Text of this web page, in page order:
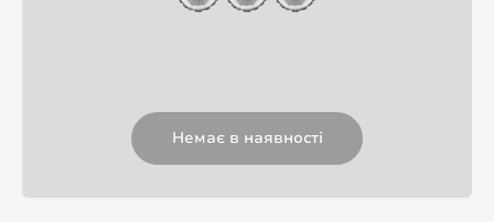
Немає в наявності